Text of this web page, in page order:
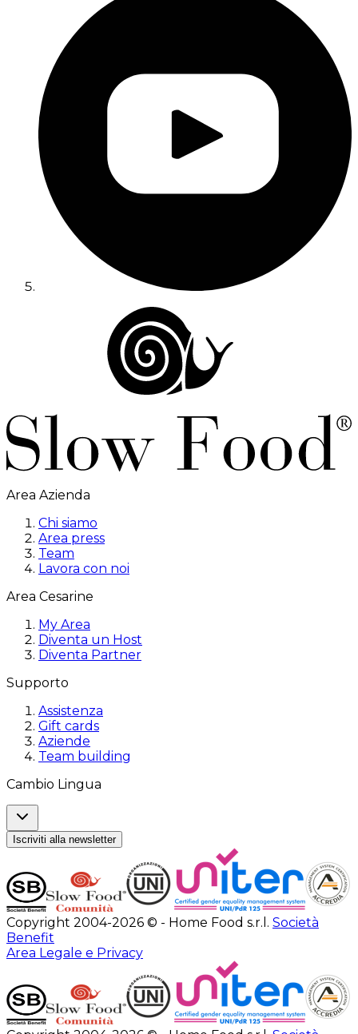
Area Azienda
Chi siamo
Area press
Team
Lavora con noi
Area Cesarine
My Area
Diventa un Host
Diventa Partner
Supporto
Assistenza
Gift cards
Aziende
Team building
Cambio Lingua
Iscriviti alla newsletter
Copyright 2004-2026 © - Home Food s.r.l. Società
Benefit
Area Legale e Privacy